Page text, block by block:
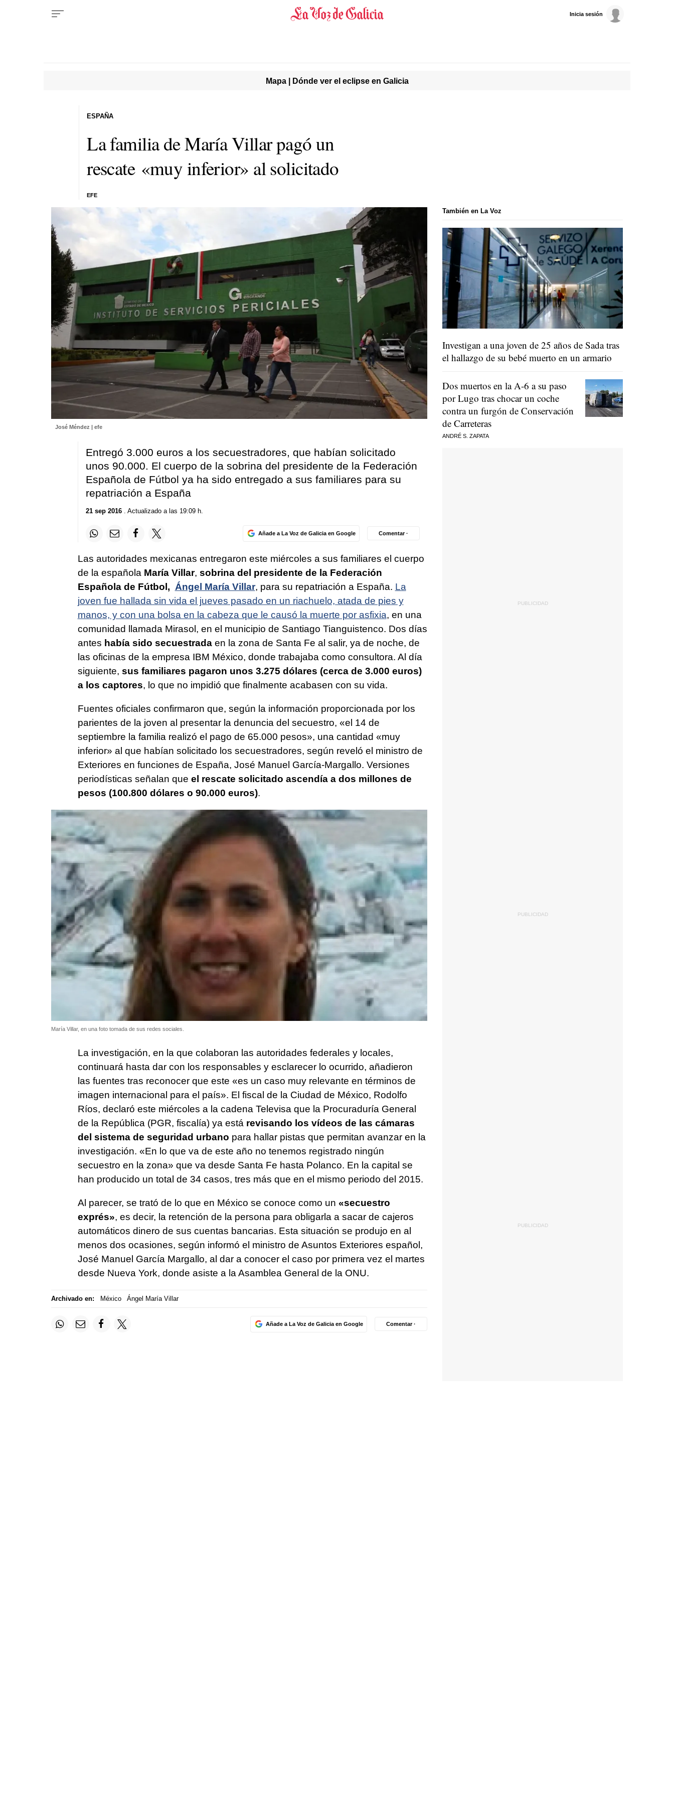
Inicia sesión
Mapa | Dónde ver el eclipse en Galicia
La familia de María Villar pagó un
rescate «muy inferior» al solicitado
EFE
ESPAÑA
José Méndez | efe
Entregó 3.000 euros a los secuestradores, que habían solicitado
unos 90.000. El cuerpo de la sobrina del presidente de la Federación
Española de Fútbol ya ha sido entregado a sus familiares para su
repatriación a España
21 sep 2016. Actualizado a las 19:09 h.
Añade a La Voz de Galicia en Google Comentar ·
Las autoridades mexicanas entregaron este miércoles a sus familiares el cuerpo
de la española María Villar, sobrina del presidente de la Federación
Española de Fútbol, Ángel María Villar, para su repatriación a España. La
joven fue hallada sin vida el jueves pasado en un riachuelo, atada de pies y
manos, y con una bolsa en la cabeza que le causó la muerte por asfixia, en una
comunidad llamada Mirasol, en el municipio de Santiago Tianguistenco. Dos días
antes había sido secuestradaen la zona de Santa Fe al salir, ya de noche, de
las oficinas de la empresa IBM México, donde trabajaba como consultora. Al día
siguiente, sus familiares pagaron unos 3.275 dólares (cerca de 3.000 euros)
a los captores, lo que no impidió que finalmente acabasen con su vida.
Fuentes oficiales confirmaron que, según la información proporcionada por los
parientes de la joven al presentar la denuncia del secuestro, «el 14 de
septiembre la familia realizó el pago de 65.000 pesos», una cantidad «muy
inferior» al que habían solicitado los secuestradores, según reveló el ministro de
Exteriores en funciones de España, José Manuel García-Margallo. Versiones
periodísticas señalan que el rescate solicitado ascendía a dos millones de
pesos (100.800 dólares o 90.000 euros).
María Villar, en una foto tomada de sus redes sociales.
La investigación, en la que colaboran las autoridades federales y locales,
continuará hasta dar con los responsables y esclarecer lo ocurrido, añadieron
las fuentes tras reconocer que este «es un caso muy relevante en términos de
imagen internacional para el país». El fiscal de la Ciudad de México, Rodolfo
Ríos, declaró este miércoles a la cadena Televisa que la Procuraduría General
de la República (PGR, fiscalía) ya está revisando los vídeos de las cámaras
del sistema de seguridad urbano para hallar pistas que permitan avanzar en la
investigación. «En lo que va de este año no tenemos registrado ningún
secuestro en la zona» que va desde Santa Fe hasta Polanco. En la capital se
han producido un total de 34 casos, tres más que en el mismo periodo del 2015.
Al parecer, se trató de lo que en México se conoce como un «secuestro
exprés», es decir, la retención de la persona para obligarla a sacar de cajeros
automáticos dinero de sus cuentas bancarias. Esta situación se produjo en al
menos dos ocasiones, según informó el ministro de Asuntos Exteriores español,
José Manuel García Margallo, al dar a conocer el caso por primera vez el martes
desde Nueva York, donde asiste a la Asamblea General de la ONU.
Archivado en: México Ángel María Villar
Añade a La Voz de Galicia en Google Comentar ·
También en La Voz
Investigan a una joven de 25 años de Sada tras
el hallazgo de su bebé muerto en un armario
Dos muertos en la A-6 a su paso
por Lugo tras chocar un coche
contra un furgón de Conservación
de Carreteras
ANDRÉ S. ZAPATA